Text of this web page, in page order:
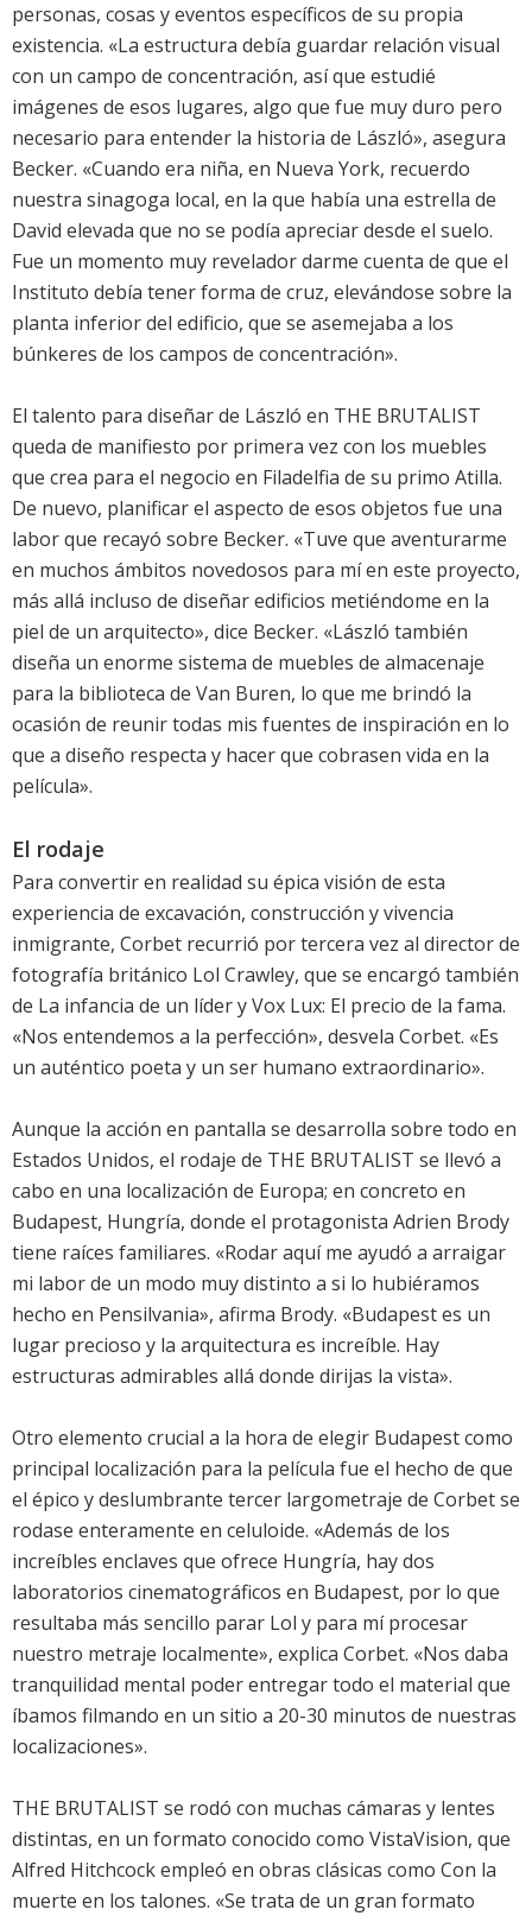
personas, cosas y eventos específicos de su propia
existencia. «La estructura debía guardar relación visual
con un campo de concentración, así que estudié
imágenes de esos lugares, algo que fue muy duro pero
necesario para entender la historia de László», asegura
Becker. «Cuando era niña, en Nueva York, recuerdo
nuestra sinagoga local, en la que había una estrella de
David elevada que no se podía apreciar desde el suelo.
Fue un momento muy revelador darme cuenta de que el
Instituto debía tener forma de cruz, elevándose sobre la
planta inferior del edificio, que se asemejaba a los
búnkeres de los campos de concentración».
El talento para diseñar de László en THE BRUTALIST
queda de manifiesto por primera vez con los muebles
que crea para el negocio en Filadelfia de su primo Atilla.
De nuevo, planificar el aspecto de esos objetos fue una
labor que recayó sobre Becker. «Tuve que aventurarme
en muchos ámbitos novedosos para mí en este proyecto,
más allá incluso de diseñar edificios metiéndome en la
piel de un arquitecto», dice Becker. «László también
diseña un enorme sistema de muebles de almacenaje
para la biblioteca de Van Buren, lo que me brindó la
ocasión de reunir todas mis fuentes de inspiración en lo
que a diseño respecta y hacer que cobrasen vida en la
película».
El rodaje
Para convertir en realidad su épica visión de esta
experiencia de excavación, construcción y vivencia
inmigrante, Corbet recurrió por tercera vez al director de
fotografía británico Lol Crawley, que se encargó también
de La infancia de un líder y Vox Lux: El precio de la fama.
«Nos entendemos a la perfección», desvela Corbet. «Es
un auténtico poeta y un ser humano extraordinario».
Aunque la acción en pantalla se desarrolla sobre todo en
Estados Unidos, el rodaje de THE BRUTALIST se llevó a
cabo en una localización de Europa; en concreto en
Budapest, Hungría, donde el protagonista Adrien Brody
tiene raíces familiares. «Rodar aquí me ayudó a arraigar
mi labor de un modo muy distinto a si lo hubiéramos
hecho en Pensilvania», afirma Brody. «Budapest es un
lugar precioso y la arquitectura es increíble. Hay
estructuras admirables allá donde dirijas la vista».
Otro elemento crucial a la hora de elegir Budapest como
principal localización para la película fue el hecho de que
el épico y deslumbrante tercer largometraje de Corbet se
rodase enteramente en celuloide. «Además de los
increíbles enclaves que ofrece Hungría, hay dos
laboratorios cinematográficos en Budapest, por lo que
resultaba más sencillo parar Lol y para mí procesar
nuestro metraje localmente», explica Corbet. «Nos daba
tranquilidad mental poder entregar todo el material que
íbamos filmando en un sitio a 20-30 minutos de nuestras
localizaciones».
THE BRUTALIST se rodó con muchas cámaras y lentes
distintas, en un formato conocido como VistaVision, que
Alfred Hitchcock empleó en obras clásicas como Con la
muerte en los talones. «Se trata de un gran formato